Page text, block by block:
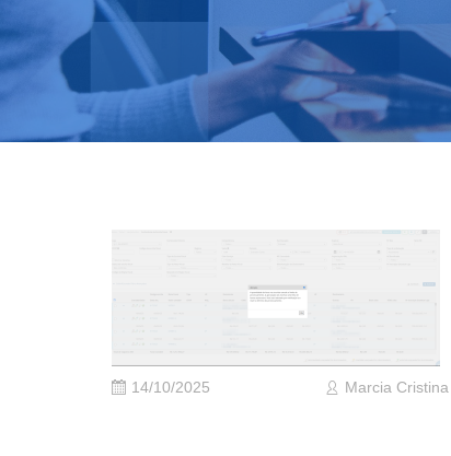
14/10/2025 Marcia Cristina